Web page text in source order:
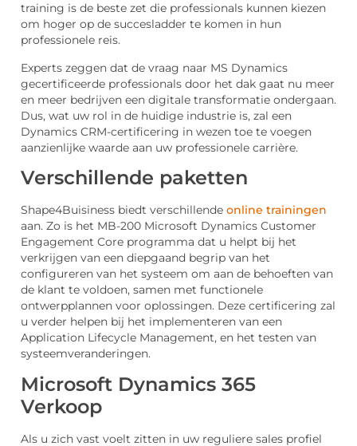
training is de beste zet die professionals kunnen kiezen
om hoger op de succesladder te komen in hun
professionele reis.
Experts zeggen dat de vraag naar MS Dynamics
gecertificeerde professionals door het dak gaat nu meer
en meer bedrijven een digitale transformatie ondergaan.
Dus, wat uw rol in de huidige industrie is, zal een
Dynamics CRM-certificering in wezen toe te voegen
aanzienlijke waarde aan uw professionele carrière.
Verschillende paketten
Shape4Buisiness biedt verschillende online trainingen
aan. Zo is het MB-200 Microsoft Dynamics Customer
Engagement Core programma dat u helpt bij het
verkrijgen van een diepgaand begrip van het
configureren van het systeem om aan de behoeften van
de klant te voldoen, samen met functionele
ontwerpplannen voor oplossingen. Deze certificering zal
u verder helpen bij het implementeren van een
Application Lifecycle Management, en het testen van
systeemveranderingen.
Microsoft Dynamics 365
Verkoop
Als u zich vast voelt zitten in uw reguliere sales profiel